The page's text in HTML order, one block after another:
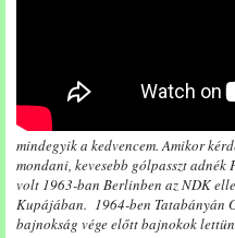
mindegyik a kedvencem. Amikor
mondani, kevesebb gólpasszt
volt 1963-ban Berlinben az NDK
Kupájában. 1964-ben Tatabányán
bajnokság vége előtt bajnokok